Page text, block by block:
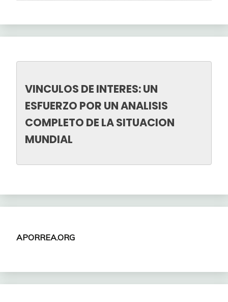
VINCULOS DE INTERES: UN
ESFUERZO POR UN ANALISIS
COMPLETO DE LA SITUACION
MUNDIAL
APORREA.ORG